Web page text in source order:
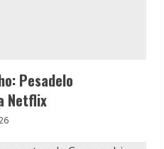
Pesadelo
Netflix